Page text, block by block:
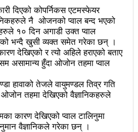
आजकाल
चन्दको अनुरोध – प्रेमविनोद नन्दन
नवनियुक्त सदस्य गणेश सुवेदीलाई
जिलिङका पुडासैनी
१२ वटा विद्युतीय बस
दिएको कोपर्निकस एटमस्फेयर
नै ओजनको प्वाल बन्द भएको
१० दिन अगाडी उक्त प्वाल
भन्दै खुसी व्यक्त समेत गरेका छन् ।
देखिएको र त्यो अहिले हराएको बताए
असामान्य हुँदा ओजोन तहमा प्वाल
हावाको तेजले वायुमण्डल तिव्र गति
तहमा देखिएको वैज्ञानिकहरुले
कारण देखिएको प्वाल टालिनुमा
वैज्ञानिकले गरेका छन् ।